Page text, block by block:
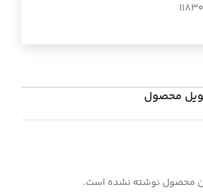
محصول
محصول نوشته نشده است.